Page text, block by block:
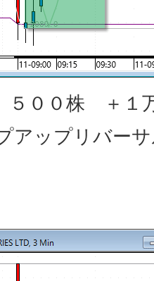
００株 ＋１
アップリバー